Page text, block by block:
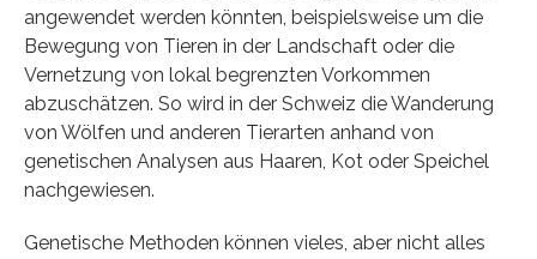
angewendet werden könnten, beispielsweise um die
Bewegung von Tieren in der Landschaft oder die
Vernetzung von lokal begrenzten Vorkommen
abzuschätzen. So wird in der Schweiz die Wanderung
von Wölfen und anderen Tierarten anhand von
genetischen Analysen aus Haaren, Kot oder Speichel
nachgewiesen.
Genetische Methoden können vieles, aber nicht alles